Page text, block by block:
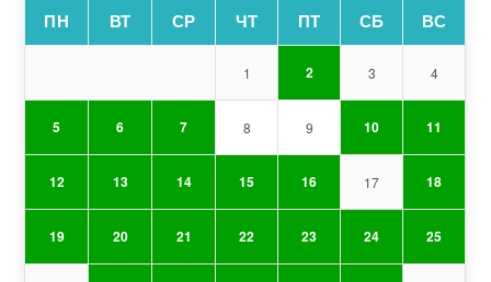
ПН ВТ СР ЧТ ПТ СБ ВС
1 2 3 4
5 6 7 8 9 10 11
12 13 14 15 16 17 18
19 20 21 22 23 24 25